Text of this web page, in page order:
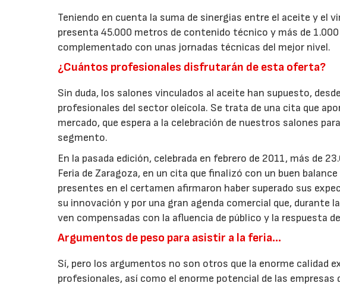
Teniendo en cuenta la suma de sinergias entre el aceite y el
presenta 45.000 metros de contenido técnico y más de
complementado con unas jornadas técnicas del mejor nivel.
¿Cuántos profesionales disfrutarán de esta oferta?
Sin duda, los salones vinculados al aceite han supuesto,
profesionales del sector oleícola. Se trata de una cita que
mercado, que espera a la celebración de nuestros salones
segmento.
En la pasada edición, celebrada en febrero de 2011, más de
Feria de Zaragoza, en un cita que finalizó con un buen
presentes en el certamen afirmaron haber superado sus
su innovación y por una gran agenda comercial que, durante
ven compensadas con la afluencia de público y la respuesta
Argumentos de peso para asistir a la feria…
Sí, pero los argumentos no son otros que la enorme calidad
profesionales, así como el enorme potencial de las